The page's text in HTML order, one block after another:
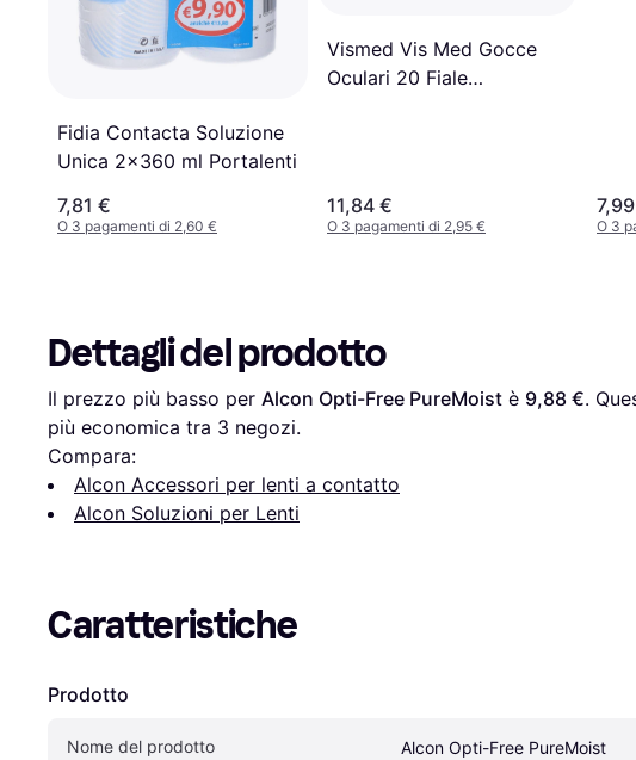
Fidia Contacta Soluzione
Unica 2x360 ml Portalenti
7,81 €
O 3 pagamenti di 2,60 €
Vismed Vis Med Gocce
Oculari 20 Fiale
11,84 €
O 3 pagamenti di 2,95 € O 3
Dettagli del prodotto
Il prezzo più basso per Alcon Opti-Free PureMoist è 9,88 €.
più economica tra 3 negozi.
Compara:
Alcon Accessori per lenti a contatto
Alcon Soluzioni per Lenti
Caratteristiche
Prodotto
Nome del prodotto Alcon Opti-Free PureMoist